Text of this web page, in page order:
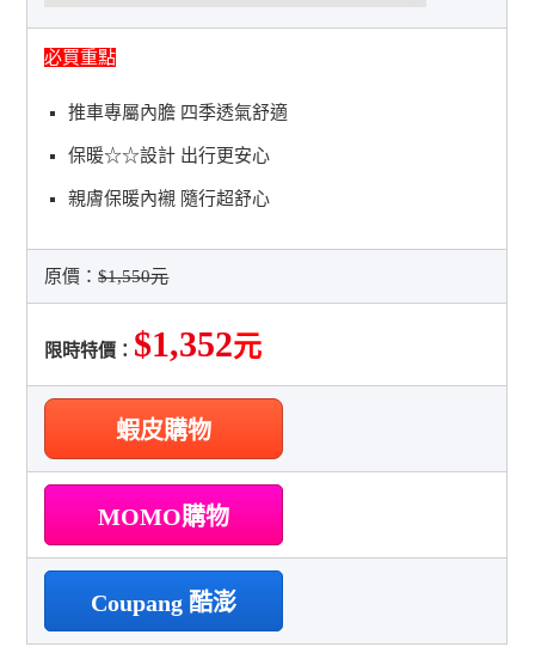
必買重點
推車專屬內膽 四季透氣舒適
保暖☆☆設計 出行更安心
親膚保暖內襯 隨行超舒心
原價：$1,550元
限時特價： $1,352元
蝦皮購物
MOMO購物
Coupang 酷澎